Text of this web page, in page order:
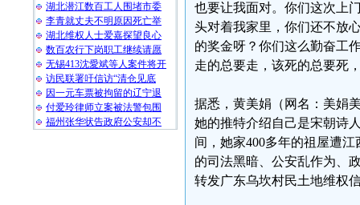
湖北潜江数百工人围堵市委
李青就丈夫不明原因死亡举
湖北维权人士爱嘉探望良心
数百农行下岗职工继续请愿
无锡413沈愛斌等人案件将开
访民联署吁信访“清仓见底
因一元车票被拘留的辽宁退
付爱玲律师立案被法警包围
福州张华状告政府公安却不
也要让我面对。你们这次上
头对着我家里，你们还不放
的奖金呀？你们这么勤奋工
走的总要走，该死的总要死
据悉，黄美娟（网名：美娟
她的推特介绍自己是宋朝诗
间，她家400多年的祖屋遭
的司法黑暗、公安乱作为、
转发广东乌坎村民土地维权